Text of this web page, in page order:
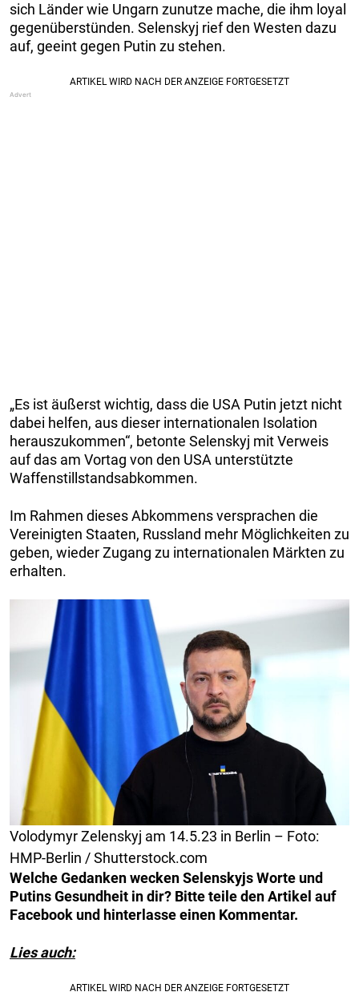
sich Länder wie Ungarn zunutze mache, die ihm loyal
gegenüberstünden. Selenskyj rief den Westen dazu
auf, geeint gegen Putin zu stehen.
„Es ist äußerst wichtig, dass die USA Putin jetzt nicht
dabei helfen, aus dieser internationalen Isolation
herauszukommen“, betonte Selenskyj mit Verweis
auf das am Vortag von den USA unterstützte
Waffenstillstandsabkommen.
Im Rahmen dieses Abkommens versprachen die
Vereinigten Staaten, Russland mehr Möglichkeiten zu
geben, wieder Zugang zu internationalen Märkten zu
erhalten.
Volodymyr Zelenskyj am 14.5.23 in Berlin – Foto:
HMP-Berlin / Shutterstock.com
Welche Gedanken wecken Selenskyjs Worte und
Putins Gesundheit in dir? Bitte teile den Artikel auf
Facebook und hinterlasse einen Kommentar.
Lies auch: